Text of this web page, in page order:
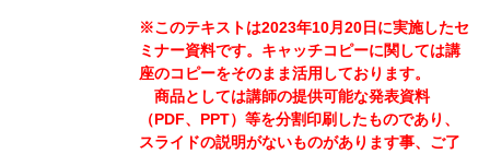
※このテキストは2023年10月20日に実施したセ
ミナー資料です。キャッチコピーに関しては講
座のコピーをそのまま活用しております。
商品としては講師の提供可能な発表資料
（PDF、PPT）等を分割印刷したものであり、
スライドの説明がないものがあります事、ご了